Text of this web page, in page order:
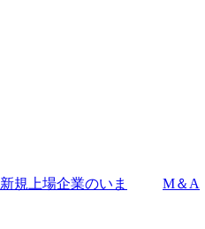
新規上場企業のいま M＆A